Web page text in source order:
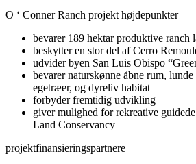
O ‘ Conner Ranch projekt højdepunkter
bevarer 189 hektar produktive ranch
beskytter en stor del af Cerro
udvider byen San Luis Obispo
bevarer naturskønne åbne rum,
egetræer, og dyreliv habitat
forbyder fremtidig udvikling
giver mulighed for rekreative
Land Conservancy
projektfinansieringspartnere